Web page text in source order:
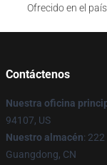
Ofrecido en el
Contáctenos
Nuestra oficina
94107, US
Nuestro almacén:
Guangdong, CN